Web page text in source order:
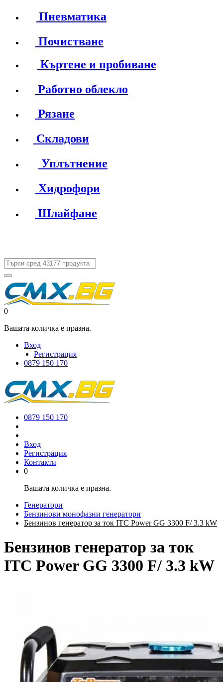
Пневматика
Почистване
Къртене и пробиване
Работно облекло
Рязане
Складови
Уплътнение
Хидрофори
Шлайфане
0
Вашата количка е празна.
Вход
Регистрация
0879 150 170
0879 150 170
Вход
Регистрация
Контакти
0
Вашата количка е празна.
Генератори
Бензинови монофазни генератори
Бензинов генератор за ток ITC Power GG 3300 F/ 3.3 kW
Бензинов генератор за ток
ITC Power GG 3300 F/ 3.3 kW